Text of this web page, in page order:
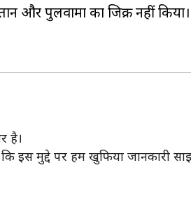
और पुलवामा का जिक्र नहीं किया।
है।
इस मुद्दे पर हम खुफिया जानकारी